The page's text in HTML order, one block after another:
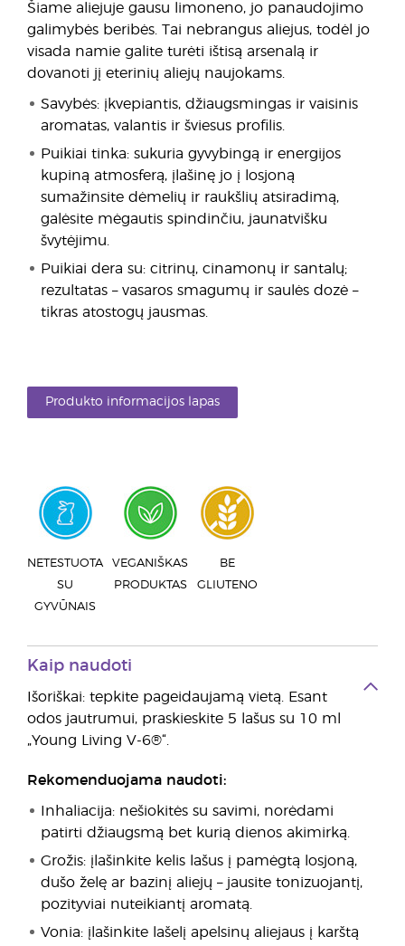
Šiame aliejuje gausu limoneno, jo panaudojimo
galimybės beribės. Tai nebrangus aliejus, todėl jo
visada namie galite turėti ištisą arsenalą ir
dovanoti jį eterinių aliejų naujokams.
Savybės: įkvepiantis, džiaugsmingas ir vaisinis
aromatas, valantis ir šviesus profilis.
Puikiai tinka: sukuria gyvybingą ir energijos
kupiną atmosferą, įlašinę jo į losjoną
sumažinsite dėmelių ir raukšlių atsiradimą,
galėsite mėgautis spindinčiu, jaunatvišku
švytėjimu.
Puikiai dera su: citrinų, cinamonų ir santalų;
rezultatas – vasaros smagumų ir saulės dozė –
tikras atostogų jausmas.
Produkto informacijos lapas
NETESTUOTA
SU
GYVŪNAIS
VEGANIŠKAS
PRODUKTAS
BE
GLIUTENO
Kaip naudoti
Išoriškai: tepkite pageidaujamą vietą. Esant
odos jautrumui, praskieskite 5 lašus su 10 ml
„Young Living V-6®“.
Rekomenduojama naudoti:
Inhaliacija: nešiokitės su savimi, norėdami
patirti džiaugsmą bet kurią dienos akimirką.
Grožis: įlašinkite kelis lašus į pamėgtą losjoną,
dušo želę ar bazinį aliejų – jausite tonizuojantį,
pozityviai nuteikiantį aromatą.
Vonia: įlašinkite lašelį apelsinų aliejaus į karštą